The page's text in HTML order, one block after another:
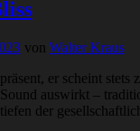
von Walter Kraus
er scheint stets
auswirkt –
der